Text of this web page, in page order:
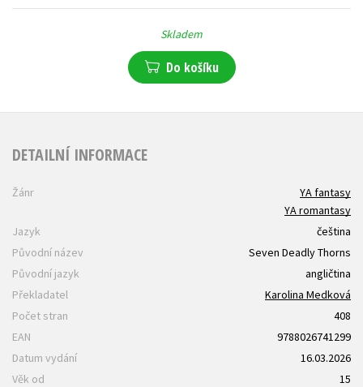
Skladem
Do košíku
DETAILNÍ INFORMACE
Žánr
YA fantasy
YA romantasy
Jazyk
čeština
Původní název
Seven Deadly Thorns
Původní jazyk
angličtina
Překladatel
Karolina Medková
Počet stran
408
EAN
9788026741299
Datum vydání
16.03.2026
Věk od
15